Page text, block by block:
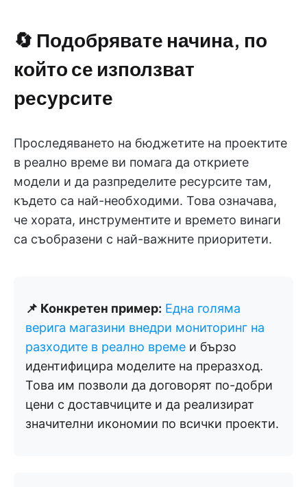
🔄 Подобрявате начина, по
който се използват
ресурсите
Проследяването на бюджетите на проектите
в реално време ви помага да откриете
модели и да разпределите ресурсите там,
където са най-необходими. Това означава,
че хората, инструментите и времето винаги
са съобразени с най-важните приоритети.
📌 Конкретен пример: Една голяма
верига магазини внедри мониторинг на
разходите в реално време и бързо
идентифицира моделите на преразход.
Това им позволи да договорят по-добри
цени с доставчиците и да реализират
значителни икономии по всички проекти.